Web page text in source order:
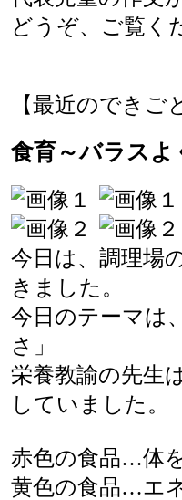
どうぞ、ご覧く
【最近のできご
食育～バラスよ
今日は、調理場
きました。
今日のテーマは
さ」
栄養教諭の先生
していました。
赤色の食品…体
黄色の食品…エ